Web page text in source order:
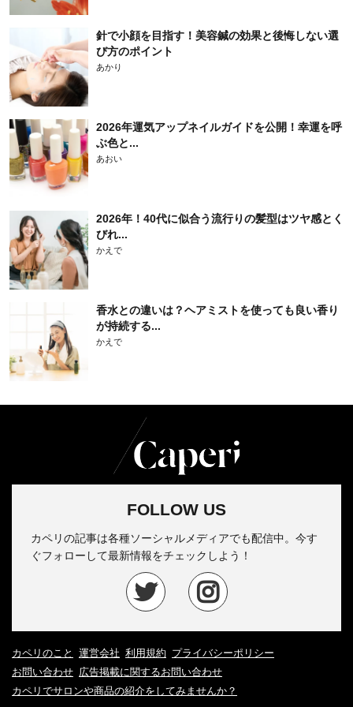
針で小顔を目指す！美容鍼の効果と後悔しない選
び方のポイント
あかり
2026年運気アップネイルガイドを公開！幸運を呼
ぶ色と...
あおい
2026年！40代に似合う流行りの髪型はツヤ感とく
びれ...
かえで
香水との違いは？ヘアミストを使っても良い香り
が持続する...
かえで
FOLLOW US
カペリの記事は各種ソーシャルメディアでも配信中。今す
ぐフォローして最新情報をチェックしよう！
カペリのこと 運営会社 利用規約 プライバシーポリシー
お問い合わせ 広告掲載に関するお問い合わせ
カペリでサロンや商品の紹介をしてみませんか？